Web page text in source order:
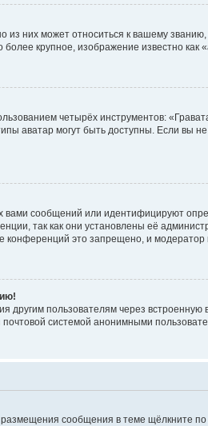
них может относиться к вашему
крупное, изображение известно как
четырёх инструментов:
аватар могут быть доступны. Если вы
сообщений или идентифицируют
так как они установлены её
это запрещено, и
другим пользователям через
системой анонимными
сообщения в теме щёлкните по